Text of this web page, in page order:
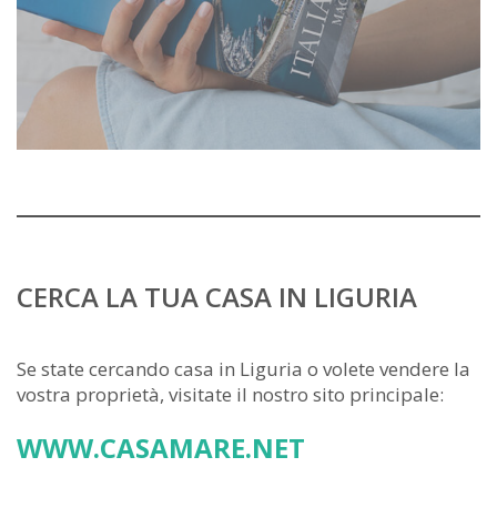
CERCA LA TUA CASA IN LIGURIA
Se state cercando casa in Liguria o volete vendere la
vostra proprietà, visitate il nostro sito principale:
WWW.CASAMARE.NET